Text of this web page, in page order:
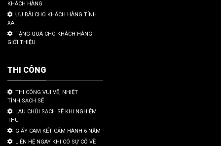
KHÁCH HÀNG
ƯU ĐÃI CHO KHÁCH HÀNG TỈNH
XA
TẶNG QUÀ CHO KHÁCH HÀNG
GIỚI THIỆU
THI CÔNG
THI CÔNG VUI VẼ, NHIỆT
TÌNH,SẠCH SẼ
LAU CHÙI SẠCH SẼ KHI NGHIỆM
THU
GIẤY CAM KẾT CẢM HÀNH 6 NĂM
LIÊN HỆ NGAY KHI CÓ SỰ CỐ VỀ